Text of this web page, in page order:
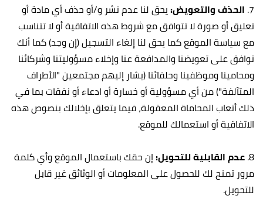
7. الحذف والتعويض:يحق لنا عدم نشر و/أو حذف أي مادة أو
تعليق أو صورة لا تتوافق مع شروط هذه الاتفاقية أو لا تتناسب
مع سياسة الموقع كما يحق لنا إلغاء التسجيل (إن وجد) كما أنك
توافق على تعويضنا والمدافعة عنا وإخلاء مسؤوليتنا وشركائنا
ومحامينا وموظفينا وحلفائنا (يشار إليهم مجتمعين "الأطراف
المتآلفة") من أي مسؤولية أو خسارة أو ادعاء أو نفقات بما في
ذلك أتعاب المحاماة المعقولة، فيما يتعلق بإخلالك بنصوص هذه
الاتفاقية أو استعمالك للموقع.
8. عدم القابلية للتحويل:إن حقك باستعمال الموقع وأي كلمة
مرور تمنح لك للحصول على المعلومات أو الوثائق غير قابل
للتحويل.